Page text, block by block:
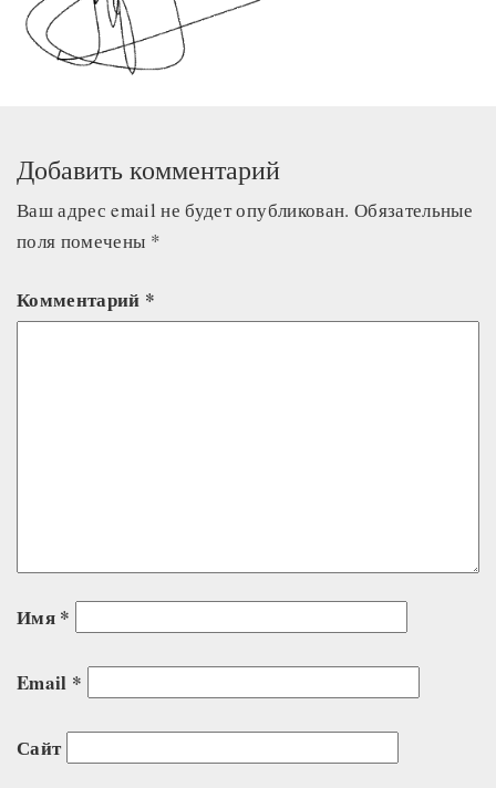
Добавить комментарий
Ваш адрес email не будет опубликован. Обязательные
поля помечены *
Комментарий *
Имя *
Email *
Сайт